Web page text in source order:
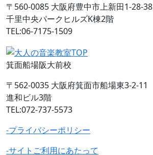
〒560-0085 大阪府豊中市上新田1-28-38
千里中央パークヒルズK棟2階
TEL:06-7175-1509
箕面船場阪大前校
〒562-0035 大阪府箕面市船場東3-2-11
進和ビル3階
TEL:072-737-5573
-プライバシーポリシー
-サイトご利用にあたって